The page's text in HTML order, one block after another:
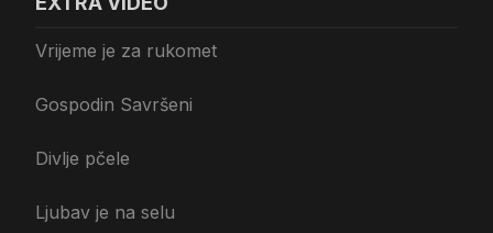
Vrijeme je za rukomet
Gospodin Savršeni
Divlje pčele
Ljubav je na selu